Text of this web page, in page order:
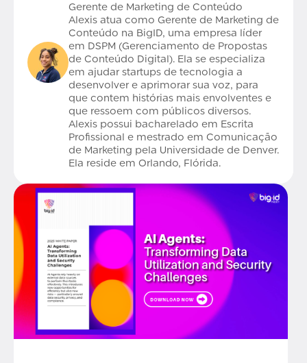
Gerente de Marketing de Conteúdo
Alexis atua como Gerente de Marketing de
Conteúdo na BigID, uma empresa líder
em DSPM (Gerenciamento de Propostas
de Conteúdo Digital). Ela se especializa
em ajudar startups de tecnologia a
desenvolver e aprimorar sua voz, para
que contem histórias mais envolventes e
que ressoem com públicos diversos.
Alexis possui bacharelado em Escrita
Profissional e mestrado em Comunicação
de Marketing pela Universidade de Denver.
Ela reside em Orlando, Flórida.